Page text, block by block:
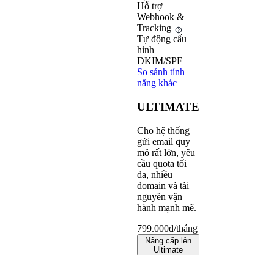
Hỗ trợ
Webhook &
Tracking
Tự động cấu
hình
DKIM/SPF
So sánh tính
năng khác
ULTIMATE
Cho hệ thống
gửi email quy
mô rất lớn, yêu
cầu quota tối
đa, nhiều
domain và tài
nguyên vận
hành mạnh mẽ.
799.000đ/tháng
Nâng cấp lên
Ultimate